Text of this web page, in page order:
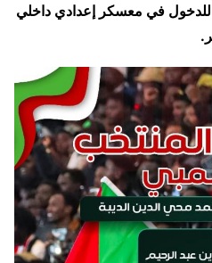
في معسكر إعدادي داخلي
.